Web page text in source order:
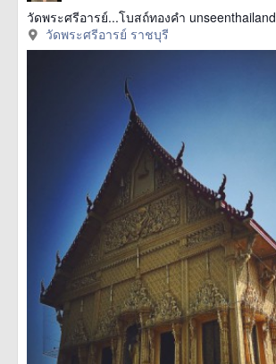
วัดพระศรีอารย์...โบสถ์ทองคำ unseenthailand
วัดพระศรีอารย์ ราชบุรี